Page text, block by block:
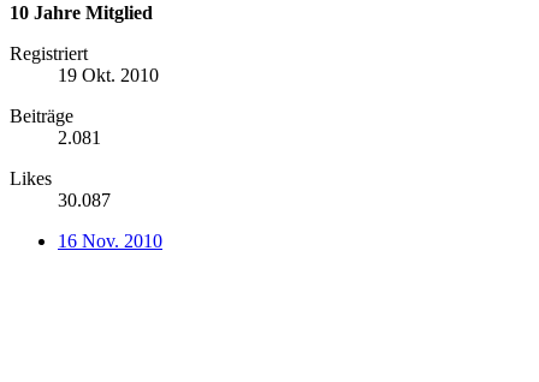
10 Jahre Mitglied
Registriert
19 Okt. 2010
Beiträge
2.081
Likes
30.087
16 Nov. 2010